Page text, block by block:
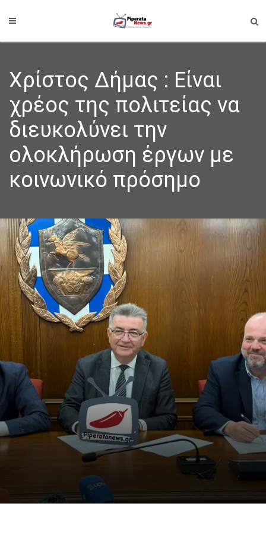
Χρίστος Δήμας : Είναι
χρέος της πολιτείας να
διευκολύνει την
ολοκλήρωση έργων με
κοινωνικό πρόσημο